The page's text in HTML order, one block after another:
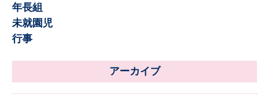
年長組
未就園児
行事
アーカイブ